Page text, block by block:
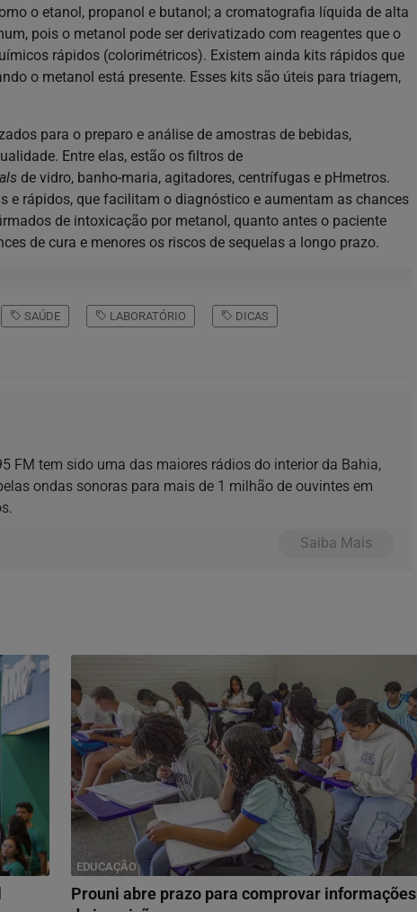
o etanol, propanol e butanol; a cromatografia líquida de alta
pois o metanol pode ser derivatizado com reagentes que o
rápidos (colorimétricos). Existem ainda kits rápidos que
o metanol está presente. Esses kits são úteis para triagem,
para o preparo e análise de amostras de bebidas,
Entre elas, estão os filtros de
de vidro, banho-maria, agitadores, centrífugas e pHmetros.
e rápidos, que facilitam o diagnóstico e aumentam as chances
de intoxicação por metanol, quanto antes o paciente
de cura e menores os riscos de sequelas a longo prazo.
SAÚDE LABORATÓRIO DICAS
FM tem sido uma das maiores rádios do interior da Bahia,
ondas sonoras para mais de 1 milhão de ouvintes em
Saiba Mais
EDUCAÇÃO
Prouni abre prazo para comprovar informações